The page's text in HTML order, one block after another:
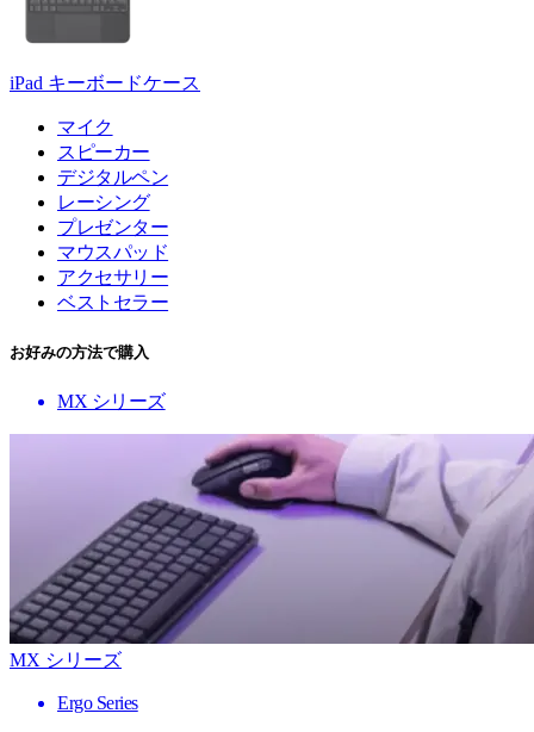
iPad キーボードケース
マイク
スピーカー
デジタルペン
レーシング
プレゼンター
マウスパッド
アクセサリー
ベストセラー
お好みの方法で購入
MX シリーズ
MX シリーズ
Ergo Series